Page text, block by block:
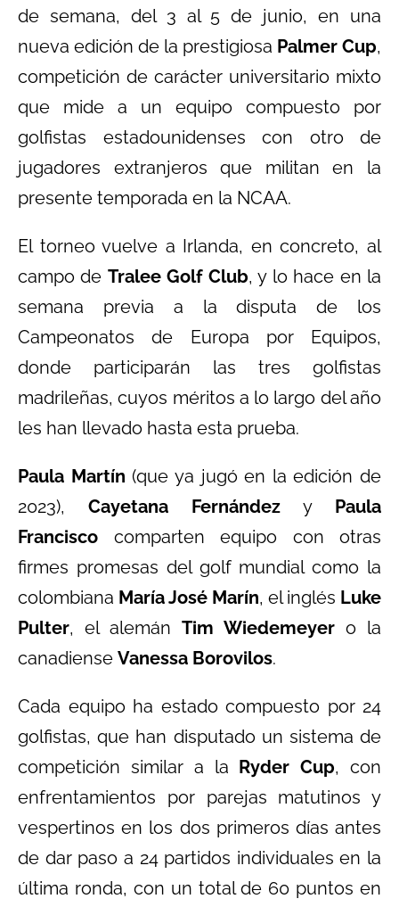
de semana, del 3 al 5 de junio, en una
nueva edición de la prestigiosa Palmer Cup,
competición de carácter universitario mixto
que mide a un equipo compuesto por
golfistas estadounidenses con otro de
jugadores extranjeros que militan en la
presente temporada en la NCAA.
El torneo vuelve a Irlanda, en concreto, al
campo de Tralee Golf Club, y lo hace en la
semana previa a la disputa de los
Campeonatos de Europa por Equipos,
donde participarán las tres golfistas
madrileñas, cuyos méritos a lo largo del año
les han llevado hasta esta prueba.
Paula Martín (que ya jugó en la edición de
2023), Cayetana Fernández y Paula
Francisco comparten equipo con otras
firmes promesas del golf mundial como la
colombiana María José Marín, el inglés Luke
Pulter, el alemán Tim Wiedemeyero la
canadiense Vanessa Borovilos.
Cada equipo ha estado compuesto por 24
golfistas, que han disputado un sistema de
competición similar a la Ryder Cup, con
enfrentamientos por parejas matutinos y
vespertinos en los dos primeros días antes
de dar paso a 24 partidos individuales en la
última ronda, con un total de 60 puntos en